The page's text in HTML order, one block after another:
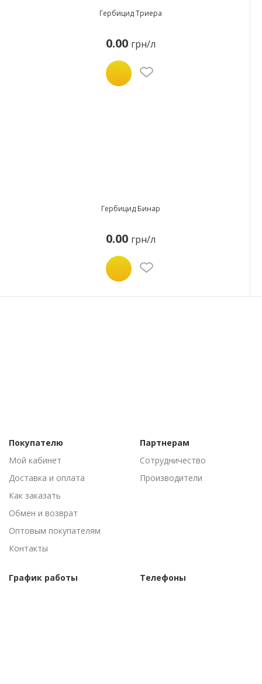
Гербицид Триера
0.00 грн/л
Гербицид Бинар
0.00 грн/л
Покупателю
Мой кабинет
Доставка и оплата
Как заказать
Обмен и возврат
Оптовым покупателям
Контакты
Партнерам
Сотрудничество
Производители
График работы
Телефоны